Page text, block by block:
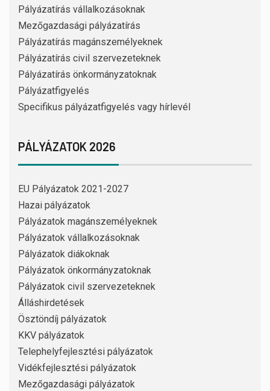
Pályázatírás vállalkozásoknak
Mezőgazdasági pályázatírás
Pályázatírás magánszemélyeknek
Pályázatírás civil szervezeteknek
Pályázatírás önkormányzatoknak
Pályázatfigyelés
Specifikus pályázatfigyelés vagy hírlevél
PÁLYÁZATOK 2026
EU Pályázatok 2021-2027
Hazai pályázatok
Pályázatok magánszemélyeknek
Pályázatok vállalkozásoknak
Pályázatok diákoknak
Pályázatok önkormányzatoknak
Pályázatok civil szervezeteknek
Álláshirdetések
Ösztöndíj pályázatok
KKV pályázatok
Telephelyfejlesztési pályázatok
Vidékfejlesztési pályázatok
Mezőgazdasági pályázatok